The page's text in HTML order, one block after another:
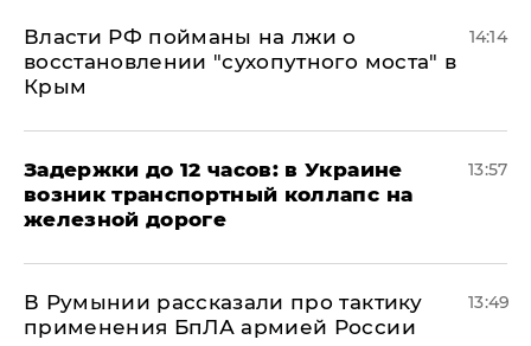
Власти РФ пойманы на лжи о
восстановлении "сухопутного моста" в
Крым
14:14
Задержки до 12 часов: в Украине
возник транспортный коллапс на
железной дороге
13:57
В Румынии рассказали про тактику
применения БпЛА армией России
13:49